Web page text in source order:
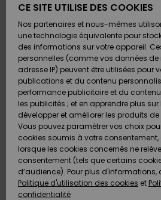
Chaussures
& Tongs
Surf
Snow
Nouveautés
Chaussures
& Tongs
Surf
Snow
Nouveautés
FEMME
A
Découvrir
Snow
SURF
Surf
Shop
Enfant
Highlights
Communauté
SNOW
Snow
Shop
Enfant
Snow
Shop
Femme
A
Découvrir
Communauté
OUTLET
Enfant
Outlet
Femme
AIDE &
CONTACT
Retours
Paiement
Carte
Cadeau
Quiksilver
Freedom
Protection
des
MAGASINS
CE SITE UTILISE DES COOKIES
Nos partenaires et nous-mêmes
une technologie équivalente pour
des informations sur votre appareil.
personnelles (comme vos données
adresse IP) peuvent être utilisées pour
publications et du contenu
performance publicitaire et du
les publicités ; et en apprendre plus
développer et améliorer les produits
Vous pouvez paramétrer vos choix
cookies soumis à votre
lorsque les cookies concernés ne
consentement (tels que certains
d’audience). Pour plus d'informations,
Politique d'utilisation des cookies et
confidentialité